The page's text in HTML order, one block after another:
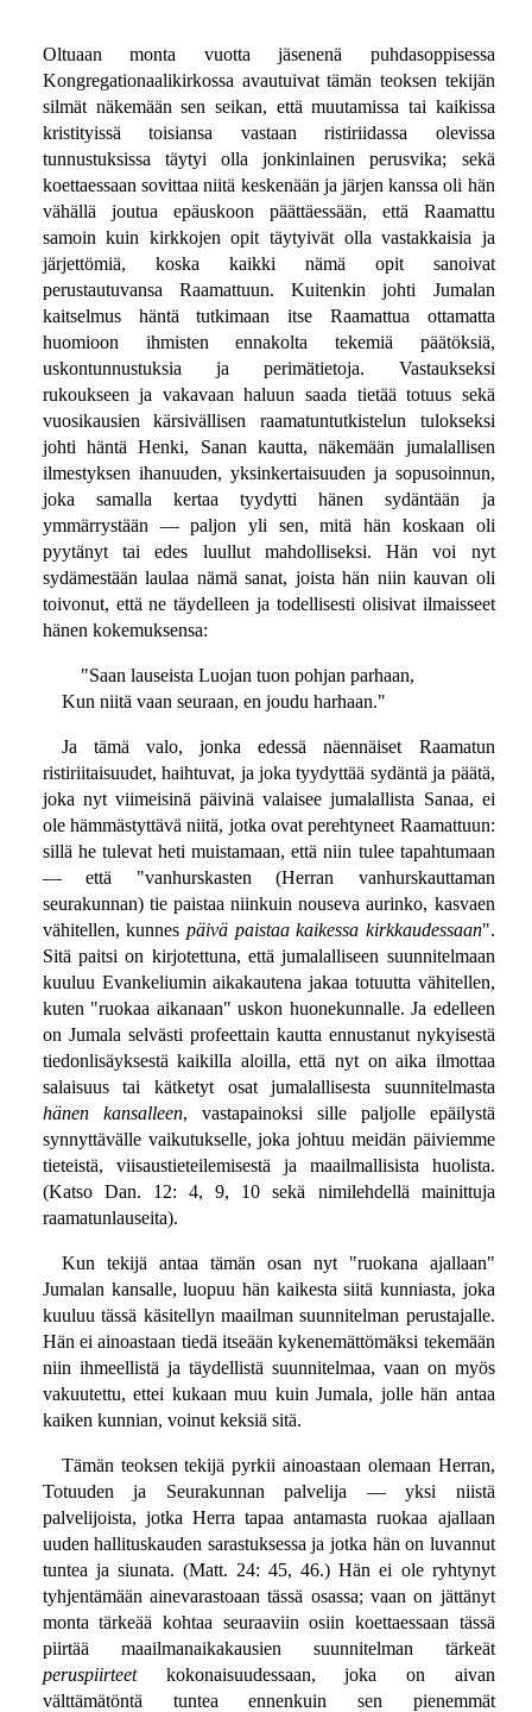
Oltuaan monta vuotta jäsenenä puhdasoppisessa
Kongregationaalikirkossa avautuivat tämän teoksen tekijän
silmät näkemään sen seikan, että muutamissa tai kaikissa
kristityissä toisiansa vastaan ristiriidassa olevissa
tunnustuksissa täytyi olla jonkinlainen perusvika; sekä
koettaessaan sovittaa niitä keskenään ja järjen kanssa oli hän
vähällä joutua epäuskoon päättäessään, että Raamattu
samoin kuin kirkkojen opit täytyivät olla vastakkaisia ja
järjettömiä, koska kaikki nämä opit sanoivat
perustautuvansa Raamattuun. Kuitenkin johti Jumalan
kaitselmus häntä tutkimaan itse Raamattua ottamatta
huomioon ihmisten ennakolta tekemiä päätöksiä,
uskontunnustuksia ja perimätietoja. Vastaukseksi
rukoukseen ja vakavaan haluun saada tietää totuus sekä
vuosikausien kärsivällisen raamatuntutkistelun tulokseksi
johti häntä Henki, Sanan kautta, näkemään jumalallisen
ilmestyksen ihanuuden, yksinkertaisuuden ja sopusoinnun,
joka samalla kertaa tyydytti hänen sydäntään ja
ymmärrystään — paljon yli sen, mitä hän koskaan oli
pyytänyt tai edes luullut mahdolliseksi. Hän voi nyt
sydämestään laulaa nämä sanat, joista hän niin kauvan oli
toivonut, että ne täydelleen ja todellisesti olisivat ilmaisseet
hänen kokemuksensa:
"Saan lauseista Luojan tuon pohjan parhaan,
Kun niitä vaan seuraan, en joudu harhaan."
Ja tämä valo, jonka edessä näennäiset Raamatun
ristiriitaisuudet, haihtuvat, ja joka tyydyttää sydäntä ja päätä,
joka nyt viimeisinä päivinä valaisee jumalallista Sanaa, ei
ole hämmästyttävä niitä, jotka ovat perehtyneet Raamattuun:
sillä he tulevat heti muistamaan, että niin tulee tapahtumaan
— että "vanhurskasten (Herran vanhurskauttaman
seurakunnan) tie paistaa niinkuin nouseva aurinko, kasvaen
vähitellen, kunnes päivä paistaa kaikessa kirkkaudessaan".
Sitä paitsi on kirjotettuna, että jumalalliseen suunnitelmaan
kuuluu Evankeliumin aikakautena jakaa totuutta vähitellen,
kuten "ruokaa aikanaan" uskon huonekunnalle. Ja edelleen
on Jumala selvästi profeettain kautta ennustanut nykyisestä
tiedonlisäyksestä kaikilla aloilla, että nyt on aika ilmottaa
salaisuus tai kätketyt osat jumalallisesta suunnitelmasta
hänen kansalleen, vastapainoksi sille paljolle epäilystä
synnyttävälle vaikutukselle, joka johtuu meidän päiviemme
tieteistä, viisaustieteilemisestä ja maailmallisista huolista.
(Katso Dan. 12: 4, 9, 10 sekä nimilehdellä mainittuja
raamatunlauseita).
Kun tekijä antaa tämän osan nyt "ruokana ajallaan"
Jumalan kansalle, luopuu hän kaikesta siitä kunniasta, joka
kuuluu tässä käsitellyn maailman suunnitelman perustajalle.
Hän ei ainoastaan tiedä itseään kykenemättömäksi tekemään
niin ihmeellistä ja täydellistä suunnitelmaa, vaan on myös
vakuutettu, ettei kukaan muu kuin Jumala, jolle hän antaa
kaiken kunnian, voinut keksiä sitä.
Tämän teoksen tekijä pyrkii ainoastaan olemaan Herran,
Totuuden ja Seurakunnan palvelija — yksi niistä
palvelijoista, jotka Herra tapaa antamasta ruokaa ajallaan
uuden hallituskauden sarastuksessa ja jotka hän on luvannut
tuntea ja siunata. (Matt. 24: 45, 46.) Hän ei ole ryhtynyt
tyhjentämään ainevarastoaan tässä osassa; vaan on jättänyt
monta tärkeää kohtaa seuraaviin osiin koettaessaan tässä
piirtää maailmanaikakausien suunnitelman tärkeät
peruspiirteetkokonaisuudessaan, joka on aivan
välttämätöntä tuntea ennenkuin sen pienemmät